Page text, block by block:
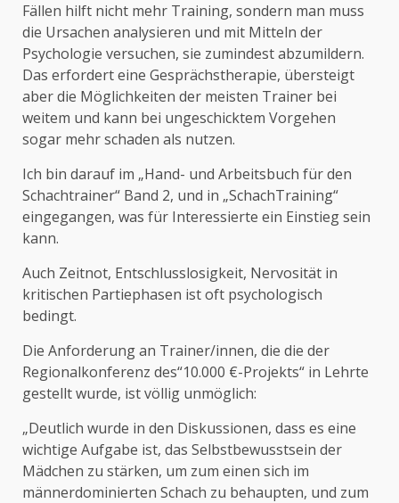
Fällen hilft nicht mehr Training, sondern man muss
die Ursachen analysieren und mit Mitteln der
Psychologie versuchen, sie zumindest abzumildern.
Das erfordert eine Gesprächstherapie, übersteigt
aber die Möglichkeiten der meisten Trainer bei
weitem und kann bei ungeschicktem Vorgehen
sogar mehr schaden als nutzen.
Ich bin darauf im „Hand- und Arbeitsbuch für den
Schachtrainer“ Band 2, und in „SchachTraining“
eingegangen, was für Interessierte ein Einstieg sein
kann.
Auch Zeitnot, Entschlusslosigkeit, Nervosität in
kritischen Partiephasen ist oft psychologisch
bedingt.
Die Anforderung an Trainer/innen, die die der
Regionalkonferenz des“10.000 €-Projekts“ in Lehrte
gestellt wurde, ist völlig unmöglich:
„Deutlich wurde in den Diskussionen, dass es eine
wichtige Aufgabe ist, das Selbstbewusstsein der
Mädchen zu stärken, um zum einen sich im
männerdominierten Schach zu behaupten, und zum